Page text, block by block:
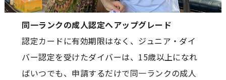
同一ランクの成人認定へアップグレード
認定カードに有効期限はなく、ジュニア・ダイ
バー認定を受けたダイバーは、15歳以上になれ
ばいつでも、申請するだけで同一ランクの成人